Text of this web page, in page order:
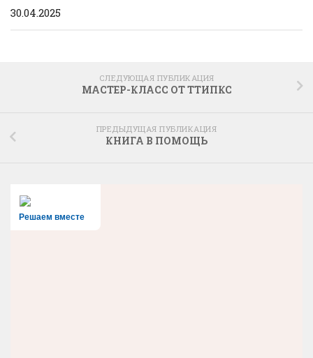
30.04.2025
СЛЕДУЮЩАЯ ПУБЛИКАЦИЯ
МАСТЕР-КЛАСС ОТ ТТИПКС
ПРЕДЫДУЩАЯ ПУБЛИКАЦИЯ
КНИГА В ПОМОЩЬ
Решаем вместе